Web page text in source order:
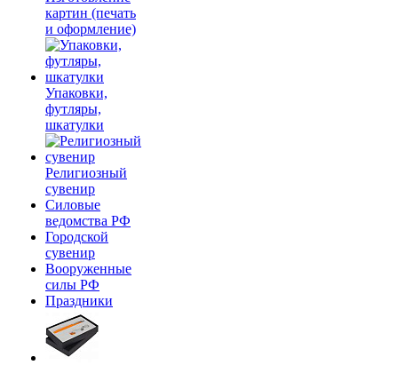
картин (печать
и оформление)
Упаковки,
футляры,
шкатулки
Религиозный
сувенир
Силовые
ведомства РФ
Городской
сувенир
Вооруженные
силы РФ
Праздники